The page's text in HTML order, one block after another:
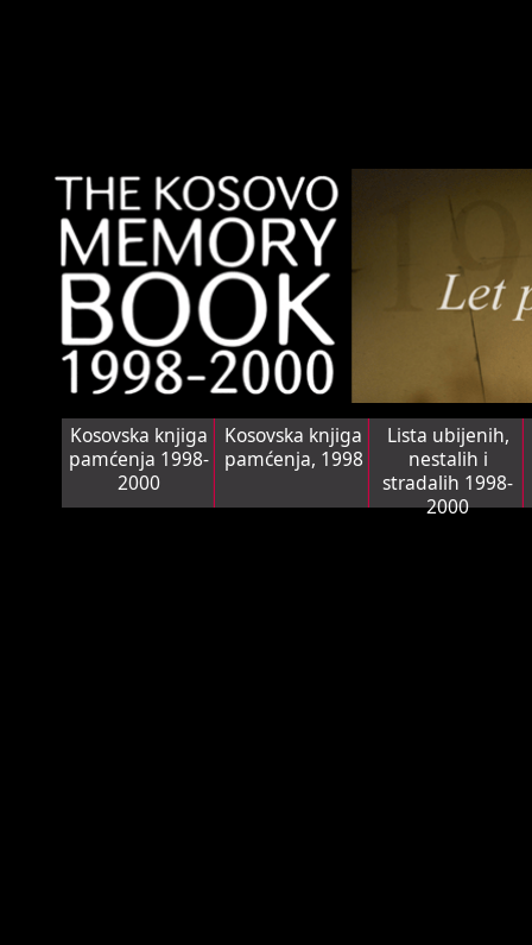
Kosovska knjiga
pamćenja 1998-
2000
Kosovska knjiga
pamćenja, 1998
Lista ubijenih,
nestalih i
stradalih 1998-
2000